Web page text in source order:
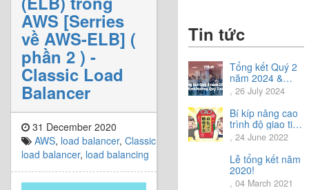
AWS [Serries
về AWS-ELB] (
phần 2 ) -
Classic Load
Balancer
31 December 2020
AWS, load balancer, Classic
load balancer, load balancing
Tin tức
Tổng kết Quý 2
năm 2024 &
Chia sẻ định
hướng Quý 3
năm 2024
, 26 July 2024
Bí kíp nâng cao
trình độ giao tiếp
tiếng Nhật.
, 24 June 2022
Lễ tổng kết năm
2020!
, 04 March 2021